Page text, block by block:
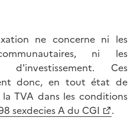
ne concerne ni les
ni les
Ces
donc, en tout état de
la TVA dans les conditions
sexdecies A du CGI .